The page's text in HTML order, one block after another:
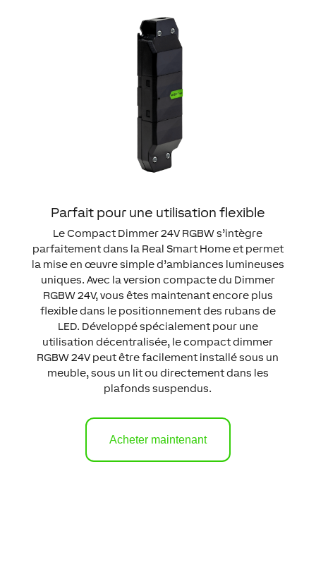
Parfait pour une utilisation flexible
Le Compact Dimmer 24V RGBW s’intègre
parfaitement dans la Real Smart Home et permet
la mise en œuvre simple d’ambiances lumineuses
uniques. Avec la version compacte du Dimmer
RGBW 24V, vous êtes maintenant encore plus
flexible dans le positionnement des rubans de
LED. Développé spécialement pour une
utilisation décentralisée, le compact dimmer
RGBW 24V peut être facilement installé sous un
meuble, sous un lit ou directement dans les
plafonds suspendus.
Acheter maintenant